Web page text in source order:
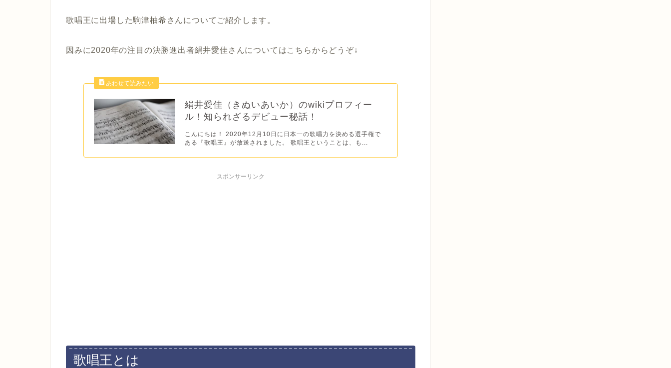
歌唱王に出場した駒津柚希さんについてご紹介します。
因みに2020年の注目の決勝進出者絹井愛佳さんについてはこちらからどうぞ↓
絹井愛佳（きぬいあいか）のwikiプロフィー
ル！知られざるデビュー秘話！
こんにちは！ 2020年12月10日に日本一の歌唱力を決める選手権で
ある『歌唱王』が放送されました。 歌唱王ということは、も...
スポンサーリンク
歌唱王とは